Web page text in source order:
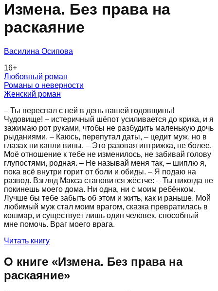
Измена. Без права на
раскаяние
Василина Осипова
16+
Любовный роман
Романы о неверности
Женский роман
– Ты переспал с ней в день нашей годовщины!
Чудовище! – истеричный шёпот усиливается до крика, и я
зажимаю рот руками, чтобы не разбудить маленькую дочь
рыданиями. – Каюсь, перепутал даты, – цедит муж, но в
глазах ни капли вины. – Это разовая интрижка, не более.
Моё отношение к тебе не изменилось, не забивай голову
глупостями, родная. – Не называй меня так, – шиплю я,
пока всё внутри горит от боли и обиды. – Я подаю на
развод. Взгляд Макса становится жёстче: – Ты никогда не
покинешь моего дома. Ни одна, ни с моим ребёнком.
Лучше бы тебе забыть об этом и жить, как и раньше. Мой
любимый муж стал моим врагом, сказка превратилась в
кошмар, и существует лишь один человек, способный
мне помочь. Враг моего врага.
Читать книгу
О книге «Измена. Без права на
раскаяние»